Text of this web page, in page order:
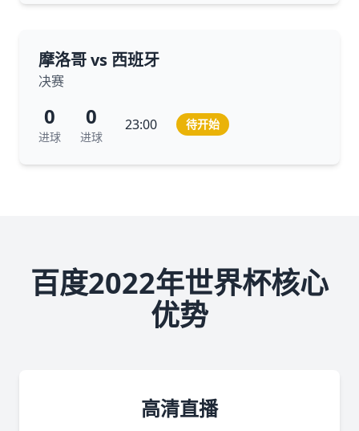
摩洛哥 vs 西班牙
决赛
0
进球
0
进球
23:00 待开始
百度2022年世界杯核心
优势
高清直播